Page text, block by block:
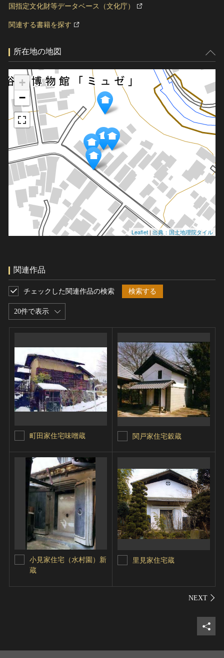
国指定文化財等データベース（文化庁）
関連する書籍を探す
所在地の地図
+
−
Leaflet | 出典：国土地理院タイル
関連作品
20件で表示
チェックした関連作品の検索 検索する
町田家住宅味噌蔵 関戸家住宅穀蔵
小見家住宅（水村園）新
蔵
里見家住宅蔵
シェ